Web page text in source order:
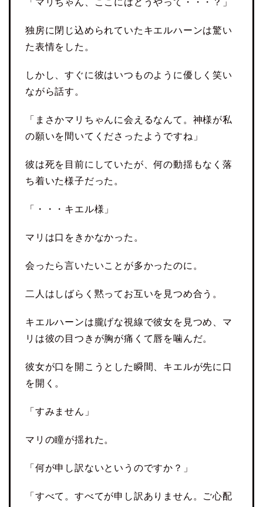
「マリちゃん、ここにはどうやって・・・？」
独房に閉じ込められていたキエルハーンは驚い
た表情をした。
しかし、すぐに彼はいつものように優しく笑い
ながら話す。
「まさかマリちゃんに会えるなんて。神様が私
の願いを間いてくださったようですね」
彼は死を目前にしていたが、何の動揺もなく落
ち着いた様子だった。
「・・・キエル様」
マリは口をきかなかった。
会ったら言いたいことが多かったのに。
二人はしばらく黙ってお互いを見つめ合う。
キエルハーンは朧げな視線で彼女を見つめ、マ
リは彼の目つきが胸が痛くて唇を噛んだ。
彼女が口を開こうとした瞬間、キエルが先に口
を開く。
「すみません」
マリの瞳が揺れた。
「何が申し訳ないというのですか？」
「すべて。すべてが申し訳ありません。ご心配